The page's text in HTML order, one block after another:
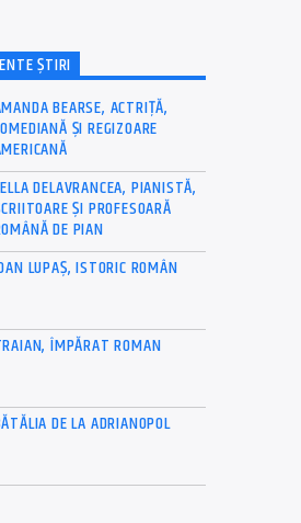
ȘTIRI
BEARSE, ACTRIȚĂ,
ȘI REGIZOARE
DELAVRANCEA, PIANISTĂ,
ȘI PROFESOARĂ
DE PIAN
LUPAȘ, ISTORIC ROMÂN
ÎMPĂRAT ROMAN
DE LA ADRIANOPOL